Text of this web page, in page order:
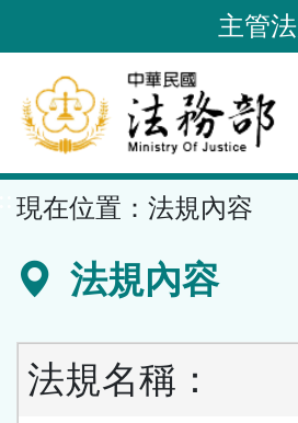
到
要
內
容
區
主管
現在位置： 法規內容
法規內容
法規名稱：